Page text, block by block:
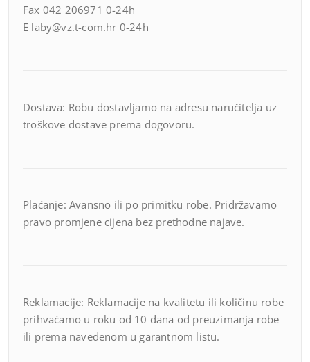
Fax 042 206971 0-24h
E laby@vz.t-com.hr 0-24h
Dostava: Robu dostavljamo na adresu naručitelja uz
troškove dostave prema dogovoru.
Plaćanje: Avansno ili po primitku robe. Pridržavamo
pravo promjene cijena bez prethodne najave.
Reklamacije: Reklamacije na kvalitetu ili količinu robe
prihvaćamo u roku od 10 dana od preuzimanja robe
ili prema navedenom u garantnom listu.